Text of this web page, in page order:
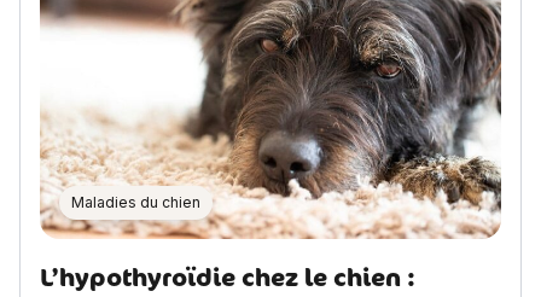
Maladies du chien
L’hypothyroïdie chez le chien :